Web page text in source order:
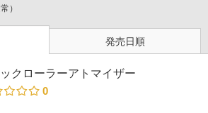
）
発売日順
クローラーアトマイザー
0